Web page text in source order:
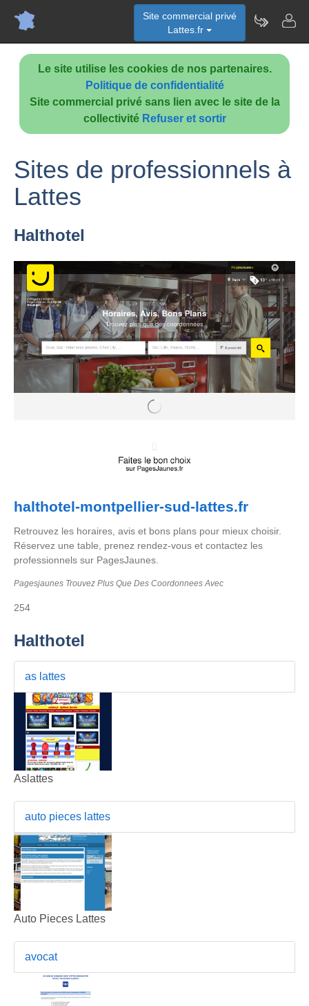
Le site utilise les cookies de nos partenaires.
Politique de confidentialité
Site commercial privé sans lien avec le site de la
collectivité Refuser et sortir
Site commercial privé
Lattes.fr
Sites de professionnels à
Lattes
Halthotel
halthotel-montpellier-sud-lattes.fr
Retrouvez les horaires, avis et bons plans pour mieux choisir.
Réservez une table, prenez rendez-vous et contactez les
professionnels sur PagesJaunes.
Pagesjaunes Trouvez Plus Que Des Coordonnees Avec
254
Halthotel
as lattes
Aslattes
auto pieces lattes
Auto Pieces Lattes
avocat